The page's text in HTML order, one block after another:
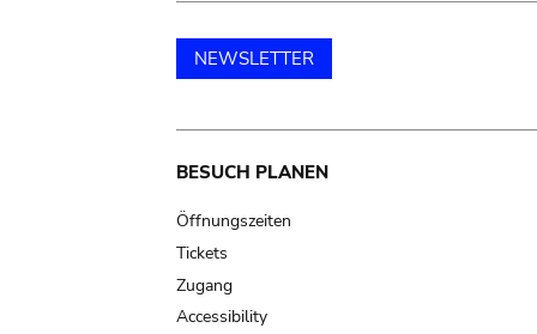
NEWSLETTER
Main
navigation
BESUCH PLANEN
Öffnungszeiten
Tickets
Zugang
Accessibility